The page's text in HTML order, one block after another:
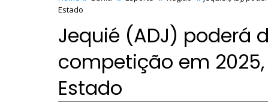
Estado
Jequié (ADJ) poderá
competição em
Estado